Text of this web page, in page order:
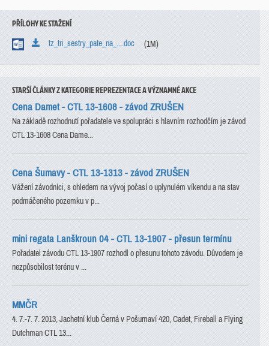
PŘÍLOHY KE STAŽENÍ
tz_tri_sestry_pate_na_....doc (1M)
STARŠÍ ČLÁNKY Z KATEGORIE REPREZENTACE A VÝZNAMNÉ AKCE
Cena Damet - CTL 13-1608 - závod ZRUŠEN
Na základě rozhodnutí pořadatele ve spolupráci s hlavním rozhodčím je závod
CTL 13-1608 Cena Dame...
Cena Šumavy - CTL 13-1313 - závod ZRUŠEN
Vážení závodníci, s ohledem na vývoj počasí o uplynulém víkendu a na stav
podmáčeného pozemku v p...
mini regata Lanškroun 04 - CTL 13-1907 - přesun termínu
Pořadatel závodu CTL 13-1907 rozhodl o přesunu tohoto závodu. Důvodem je
nezpůsobilost terénu v ...
MMČR
4. 7.-7. 7. 2013, Jachetní klub Černá v Pošumaví 420, Cadet, Fireball a Flying
Dutchman CTL 13...